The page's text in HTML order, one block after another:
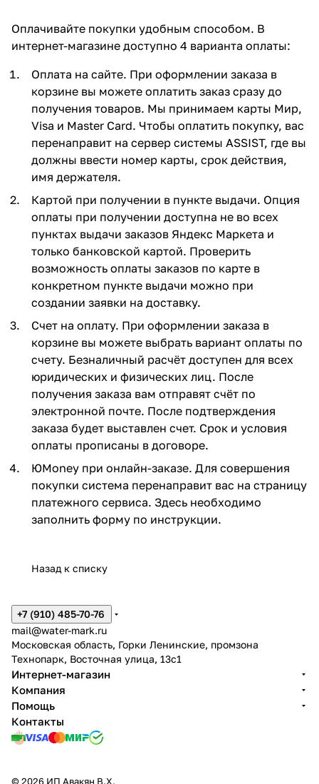
Оплачивайте покупки удобным способом. В
интернет-магазине доступно 4 варианта оплаты:
Оплата на сайте. При оформлении заказа в
корзине вы можете оплатить заказ сразу до
получения товаров. Мы принимаем карты Мир,
Visa и Master Card. Чтобы оплатить покупку, вас
перенаправит на сервер системы ASSIST, где вы
должны ввести номер карты, срок действия,
имя держателя.
Картой при получении в пункте выдачи. Опция
оплаты при получении доступна не во всех
пунктах выдачи заказов Яндекс Маркета и
только банковской картой. Проверить
возможность оплаты заказов по карте в
конкретном пункте выдачи можно при
создании заявки на доставку.
Счет на оплату. При оформлении заказа в
корзине вы можете выбрать вариант оплаты по
счету. Безналичный расчёт доступен для всех
юридических и физических лиц. После
получения заказа вам отправят счёт по
электронной почте. После подтверждения
заказа будет выставлен счет. Срок и условия
оплаты прописаны в договоре.
ЮMoney при онлайн-заказе. Для совершения
покупки система перенаправит вас на страницу
платежного сервиса. Здесь необходимо
заполнить форму по инструкции.
Назад к списку
+7 (910) 485-70-76
mail@water-mark.ru
Московская область, Горки Ленинские, промзона
Технопарк, Восточная улица, 13с1
Интернет-магазин
Компания
Помощь
Контакты
© 2026 ИП Авакян В.Х.